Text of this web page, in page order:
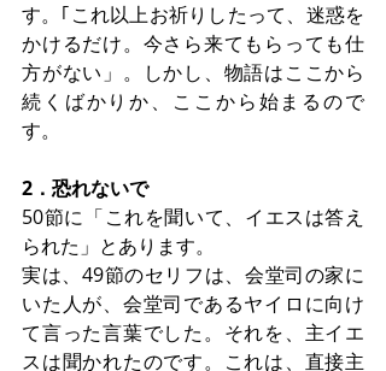
す。｢これ以上お祈りしたって、迷惑を
かけるだけ。今さら来てもらっても仕
方がない」。しかし、物語はここから
続くばかりか、ここから始まるので
す。
2．恐れないで
50節に「これを聞いて、イエスは答え
られた」とあります。
実は、49節のセリフは、会堂司の家に
いた人が、会堂司であるヤイロに向け
て言った言葉でした。それを、主イエ
スは聞かれたのです。これは、直接主